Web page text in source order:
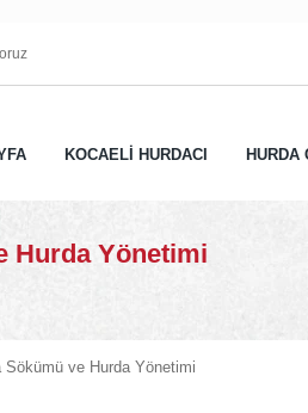
KOCAELİ HURDACI HURDA
Hurda Yönetimi
Sökümü ve Hurda Yönetimi